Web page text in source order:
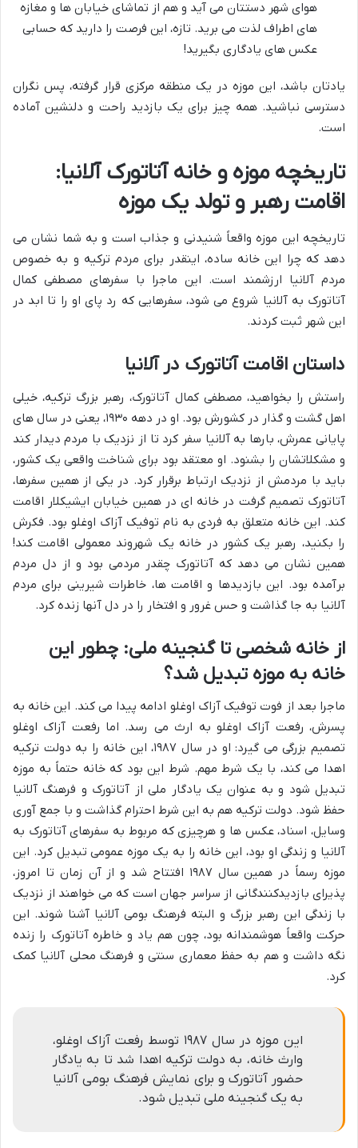
هوای شهر دستتان می آید و هم از تماشای خیابان ها و مغازه
های اطراف لذت می برید. تازه، این فرصت را دارید که حسابی
عکس های یادگاری بگیرید!
یادتان باشد، این موزه در یک منطقه مرکزی قرار گرفته، پس نگران
دسترسی نباشید. همه چیز برای یک بازدید راحت و دلنشین آماده
است.
تاریخچه موزه و خانه آتاتورک آلانیا:
اقامت رهبر و تولد یک موزه
تاریخچه این موزه واقعاً شنیدنی و جذاب است و به شما نشان می
دهد که چرا این خانه ساده، اینقدر برای مردم ترکیه و به خصوص
مردم آلانیا ارزشمند است. این ماجرا با سفرهای مصطفی کمال
آتاتورک به آلانیا شروع می شود، سفرهایی که رد پای او را تا ابد در
این شهر ثبت کردند.
داستان اقامت آتاتورک در آلانیا
راستش را بخواهید، مصطفی کمال آتاتورک، رهبر بزرگ ترکیه، خیلی
اهل گشت و گذار در کشورش بود. او در دهه ۱۹۳۰، یعنی در سال های
پایانی عمرش، بارها به آلانیا سفر کرد تا از نزدیک با مردم دیدار کند
و مشکلاتشان را بشنود. او معتقد بود برای شناخت واقعی یک کشور،
باید با مردمش از نزدیک ارتباط برقرار کرد. در یکی از همین سفرها،
آتاتورک تصمیم گرفت در خانه ای در همین خیابان ایشیکلار اقامت
کند. این خانه متعلق به فردی به نام توفیک آزاک اوغلو بود. فکرش
را بکنید، رهبر یک کشور در خانه یک شهروند معمولی اقامت کند!
همین نشان می دهد که آتاتورک چقدر مردمی بود و از دل مردم
برآمده بود. این بازدیدها و اقامت ها، خاطرات شیرینی برای مردم
آلانیا به جا گذاشت و حس غرور و افتخار را در دل آنها زنده کرد.
از خانه شخصی تا گنجینه ملی: چطور این
خانه به موزه تبدیل شد؟
ماجرا بعد از فوت توفیک آزاک اوغلو ادامه پیدا می کند. این خانه به
پسرش، رفعت آزاک اوغلو به ارث می رسد. اما رفعت آزاک اوغلو
تصمیم بزرگی می گیرد: او در سال ۱۹۸۷، این خانه را به دولت ترکیه
اهدا می کند، با یک شرط مهم. شرط این بود که خانه حتماً به موزه
تبدیل شود و به عنوان یک یادگار ملی از آتاتورک و فرهنگ آلانیا
حفظ شود. دولت ترکیه هم به این شرط احترام گذاشت و با جمع آوری
وسایل، اسناد، عکس ها و هرچیزی که مربوط به سفرهای آتاتورک به
آلانیا و زندگی او بود، این خانه را به یک موزه عمومی تبدیل کرد. این
موزه رسماً در همین سال ۱۹۸۷ افتتاح شد و از آن زمان تا امروز،
پذیرای بازدیدکنندگانی از سراسر جهان است که می خواهند از نزدیک
با زندگی این رهبر بزرگ و البته فرهنگ بومی آلانیا آشنا شوند. این
حرکت واقعاً هوشمندانه بود، چون هم یاد و خاطره آتاتورک را زنده
نگه داشت و هم به حفظ معماری سنتی و فرهنگ محلی آلانیا کمک
کرد.
این موزه در سال ۱۹۸۷ توسط رفعت آزاک اوغلو،
وارث خانه، به دولت ترکیه اهدا شد تا به یادگار
حضور آتاتورک و برای نمایش فرهنگ بومی آلانیا
به یک گنجینه ملی تبدیل شود.